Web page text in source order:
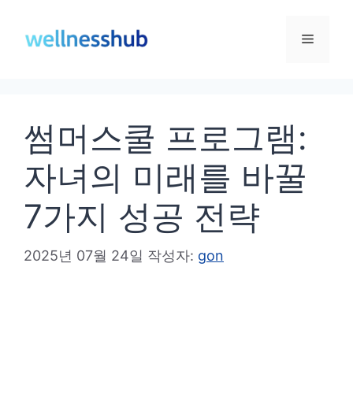
메
썸머스쿨 프로그램:
자녀의 미래를 바꿀
7가지 성공 전략
2025년 07월 24일 작성자: gon